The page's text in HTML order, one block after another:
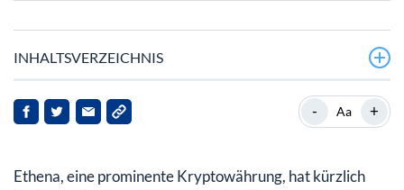
INHALTSVERZEICHNIS
Hintergrund zu Ethena
Implikationen für Stakeholder
- Aa +
Ethena, eine prominente Kryptowährung, hat kürzlich